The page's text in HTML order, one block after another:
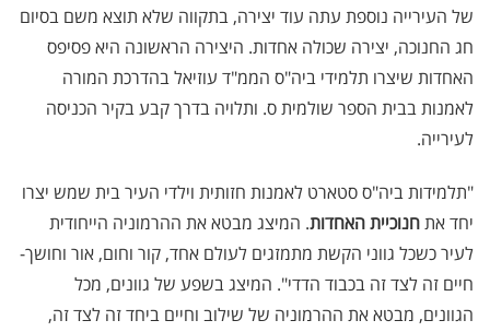
של העירייה נוספת עתה עוד יצירה, בתקווה שלא תוצא משם בסיום
חג החנוכה, יצירה שכולה אחדות. היצירה הראשונה היא פסיפס
האחדות שיצרו תלמידי ביה"ס הממ"ד עוזיאל בהדרכת המורה
לאמנות בבית הספר שולמית ס. ותלויה בדרך קבע בקיר הכניסה
לעירייה.
"תלמידות ביה"ס סטארט לאמנות חזותית וילדי העיר בית שמש יצרו
יחד אתחנוכיית האחדות. המיצג מבטא את ההרמוניה הייחודית
לעיר כשכל גווני הקשת מתמזגים לעולם אחד, קור וחום, אור וחושך-
חיים זה לצד זה בכבוד הדדי". המיצג בשפע של גוונים, מכל
הגוונים, מבטא את ההרמוניה של שילוב וחיים ביחד זה לצד זה,